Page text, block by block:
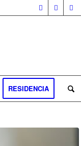
RESIDENCIA